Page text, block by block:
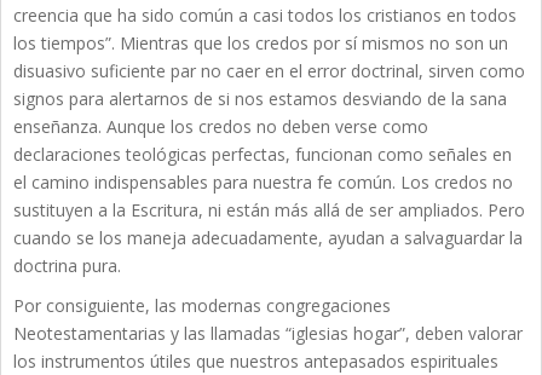
creencia que ha sido común a casi todos los cristianos en todos
los tiempos”. Mientras que los credos por sí mismos no son un
disuasivo suficiente par no caer en el error doctrinal, sirven como
signos para alertarnos de si nos estamos desviando de la sana
enseñanza. Aunque los credos no deben verse como
declaraciones teológicas perfectas, funcionan como señales en
el camino indispensables para nuestra fe común. Los credos no
sustituyen a la Escritura, ni están más allá de ser ampliados. Pero
cuando se los maneja adecuadamente, ayudan a salvaguardar la
doctrina pura.
Por consiguiente, las modernas congregaciones
Neotestamentarias y las llamadas “iglesias hogar”, deben valorar
los instrumentos útiles que nuestros antepasados espirituales